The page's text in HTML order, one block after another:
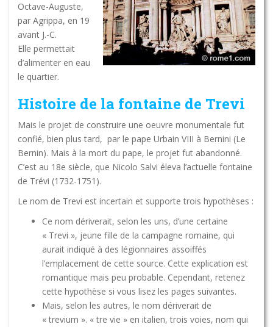
Octave-Auguste,
par Agrippa, en 19
avant J.-C.
Elle permettait
d’alimenter en eau
le quartier.
Histoire de la fontaine de Trevi
Mais le projet de construire une oeuvre monumentale fut
confié, bien plus tard, par le pape Urbain VIII à Bernini (Le
Bernin). Mais à la mort du pape, le projet fut abandonné.
C’est au 18e siècle, que Nicolo Salvi éleva l’actuelle fontaine
de Trévi (1732-1751).
Le nom de Trevi est incertain et supporte trois hypothèses :
Ce nom dériverait, selon les uns, d’une certaine
« Trevi », jeune fille de la campagne romaine, qui
aurait indiqué à des légionnaires assoiffés
l’emplacement de cette source. Cette explication est
romantique mais peu probable. Cependant, retenez
cette hypothèse si vous lisez les pages suivantes.
Mais, selon les autres, le nom dériverait de
« trevium ». « tre vie » en italien, trois voies, nom qui